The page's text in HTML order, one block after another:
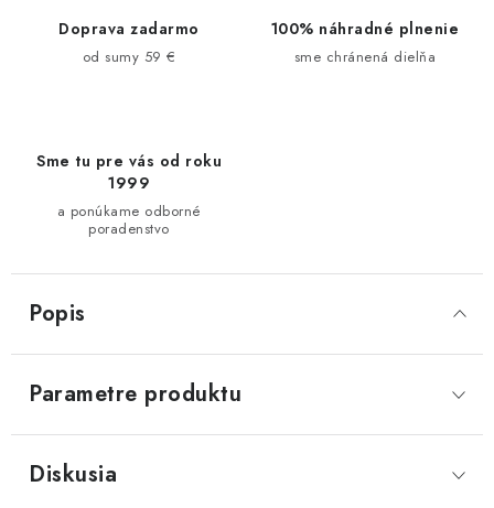
Doprava zadarmo
od sumy 59 €
100% náhradné plnenie
sme chránená dielňa
Sme tu pre vás od roku
1999
a ponúkame odborné
poradenstvo
Popis
Parametre produktu
Diskusia